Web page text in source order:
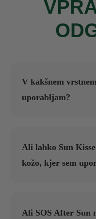
V kakšnem
uporabljam?
poletjem (2×
ko želite
Ali lahko Sun
kožo, kjer sem
kapsaicin (grelni
Ali SOS After Sun